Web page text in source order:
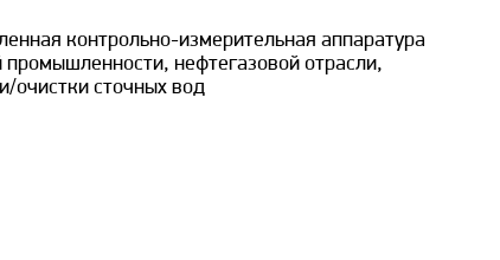
контрольно-измерительная аппаратура
нефтегазовой отрасли,
очистки сточных вод